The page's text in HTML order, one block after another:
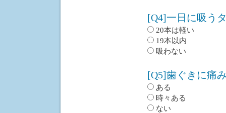
[Q4]一日に吸う
20本は軽い
19本以内
吸わない
[Q5]歯ぐきに痛
ある
時々ある
ない